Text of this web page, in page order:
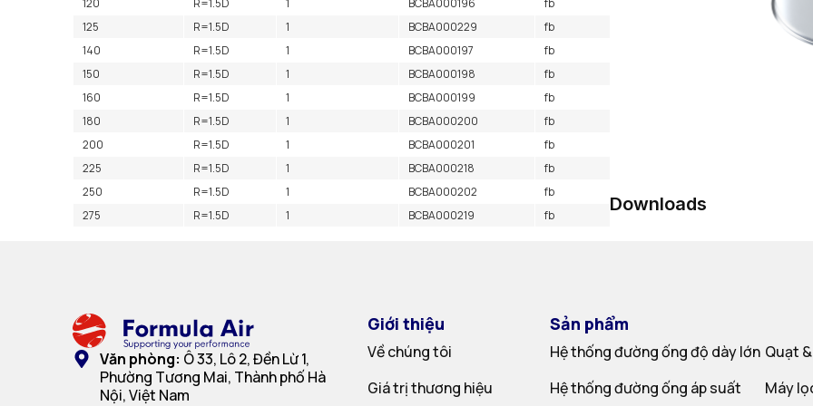
120
R=1.5D 1 BCBA000196
fb
125
R=1.5D 1 BCBA000229
fb
140
R=1.5D 1 BCBA000197
fb
150
R=1.5D 1 BCBA000198
fb
160
R=1.5D 1 BCBA000199
fb
180
R=1.5D 1 BCBA000200
fb
200
R=1.5D 1 BCBA000201
fb
225
R=1.5D 1 BCBA000218
fb
250
R=1.5D 1 BCBA000202
fb
275
R=1.5D 1 BCBA000219 fb
Downloads
Văn phòng: Ô 33, Lô 2, Đền Lừ 1,
Phường Tương Mai, Thành phố Hà
Nội, Việt Nam
Giới thiệu
Về chúng tôi
Giá trị thương hiệu
Sản phẩm
Hệ thống đường ống độ dày lớn
Hệ thống đường ống áp suất
Quạt
Máy